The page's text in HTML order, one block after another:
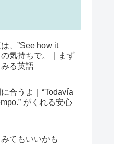
、”See how it
の気持ちで。｜まず
る英語
合うよ｜“Todavía
がくれる安心
てもいいかも